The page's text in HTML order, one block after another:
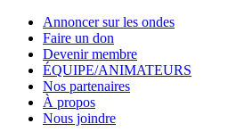
Annoncer sur les ondes
Faire un don
Devenir membre
ÉQUIPE/ANIMATEURS
Nos partenaires
À propos
Nous joindre